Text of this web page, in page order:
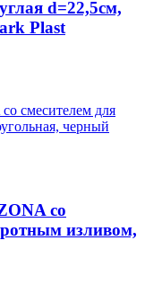
d=22,5см,
Plast
со
изливом,